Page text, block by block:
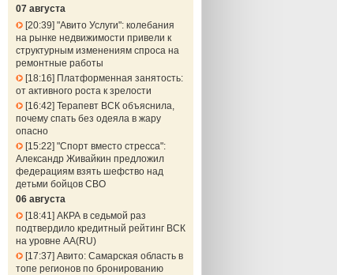
07 августа
20:39 "Авито Услуги": колебания
на рынке недвижимости привели к
структурным изменениям спроса на
ремонтные работы
18:16
Платформенная занятость:
от активного роста к зрелости
16:42 Терапевт ВСК объяснила,
почему спать без одеяла в жару
опасно
15:22 "Спорт вместо стресса":
Александр Живайкин предложил
федерациям взять шефство над
детьми бойцов СВО
06 августа
18:41 АКРА в седьмой раз
подтвердило кредитный рейтинг ВСК
на уровне АА(RU)
17:37 Авито: Самарская область в
топе регионов по бронированию